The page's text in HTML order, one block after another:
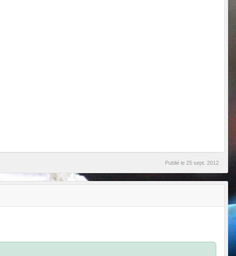
Publié le 25 sept. 2012